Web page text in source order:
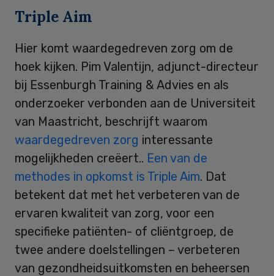
Triple Aim
Hier komt waardegedreven zorg om de
hoek kijken. Pim Valentijn, adjunct-directeur
bij Essenburgh Training & Advies en als
onderzoeker verbonden aan de Universiteit
van Maastricht, beschrijft waarom
waardegedreven zorg interessante
mogelijkheden creëert.. Een van de
methodes in opkomst is Triple Aim. Dat
betekent dat met het verbeteren van de
ervaren kwaliteit van zorg, voor een
specifieke patiënten- of cliëntgroep, de
twee andere doelstellingen – verbeteren
van gezondheidsuitkomsten en beheersen